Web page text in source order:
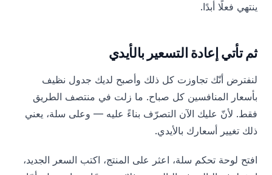
ينتهي فعلًا أبدًا.
ثم تأتي إعادة التسعير بالأيدي
لنفترض أنّك تجاوزت كل ذلك وأصبح لديك جدول نظيف
بأسعار المنافسين كل صباح. ما زلت في منتصف الطريق
فقط. لأنّ عليك الآن التصرّف بناءً عليه — وعلى سلة، يعني
ذلك تغيير أسعارك بالأيدي.
افتح لوحة تحكم سلة، اعثر على المنتج، اكتب السعر الجديد،